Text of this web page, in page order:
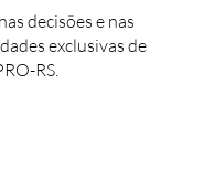
decisões e nas
exclusivas de
RS.